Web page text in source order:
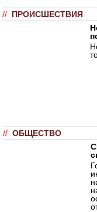
// ПРОИСШЕСТВИЯ
// ОБЩЕСТВО